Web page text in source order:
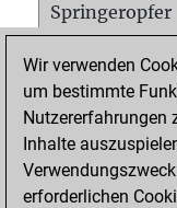
Springeropfer
Matt auf
Bauer setzt
Erstickte
Wir verwenden
um bestimmte
Nutzererfahrungen
Inhalte
erforderlichen